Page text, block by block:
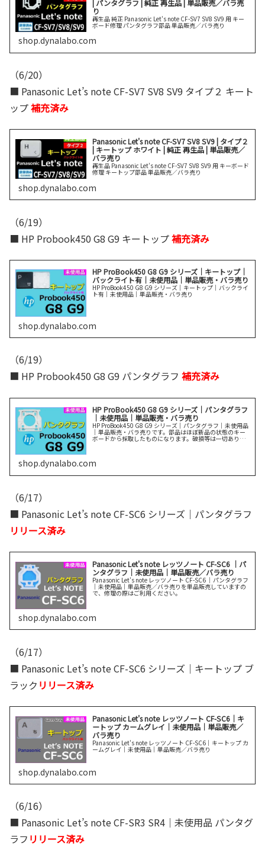
| パンタグラフ | 純正 再生品 | 単品販売／バラ売
り
再生品 純正 Panasonic Let's note CF-SV7 SV8 SV9 用 キー
ボード修理 パンタグラフ部品 単品販売／バラ売り
shop.dynalabo.com
（6/20）
■ Panasonic Let’s note CF-SV7 SV8 SV9 タイプ２ キート
ップ補充済み
Panasonic Let's note CF-SV7 SV8 SV9 | タイプ２
| キートップ ホワイト | 純正 再生品 | 単品販売／
バラ売り
再生品 Panasonic Let's note CF-SV7 SV8 SV9 用 キーボード
修理 キートップ部品 単品販売／バラ売り
shop.dynalabo.com
（6/19）
■ HP Probook450 G8 G9 キートップ補充済み
HP ProBook450 G8 G9 シリーズ｜キートップ｜
バックライト有｜未使用品｜単品販売・バラ売り
HP ProBook450 G8 G9 シリーズ｜キートップ｜バックライ
ト有｜未使用品｜単品販売・バラ売り
shop.dynalabo.com
（6/19）
■ HP Probook450 G8 G9 パンタグラフ 補充済み
HP ProBook450 G8 G9 シリーズ｜パンタグラフ
｜未使用品｜単品販売・バラ売り
HP ProBook450 G8 G9 シリーズ｜パンタグラフ｜未使用品
｜単品販売・バラ売りです。部品はほぼ新品の状態のキー
ボードから採取したものになります。破損等は一切ありま
shop.dynalabo.com
（6/17）
■ Panasonic Let’s note CF-SC6 シリーズ｜パンタグラフ
リリース済み
Panasonic Let's note レッツノート CF-SC6 ｜パ
ンタグラフ｜未使用品｜単品販売／バラ売り
Panasonic Let's note レッツノート CF-SC6 ｜パンタグラフ
｜未使用品｜単品販売／バラ売りを単品販売していますの
で、修理の際はご利用ください。
shop.dynalabo.com
（6/17）
■ Panasonic Let’s note CF-SC6 シリーズ｜キートップ ブ
ラック リリース済み
Panasonic Let's note レッツノート CF-SC6｜キ
ートップ カームグレイ｜未使用品｜単品販売／
バラ売り
Panasonic Let's note レッツノート CF-SC6｜キートップ カ
ームグレイ｜未使用品｜単品販売／バラ売り
shop.dynalabo.com
（6/16）
■ Panasonic Let’s note CF-SR3 SR4｜未使用品 パンタグ
ラフ リリース済み